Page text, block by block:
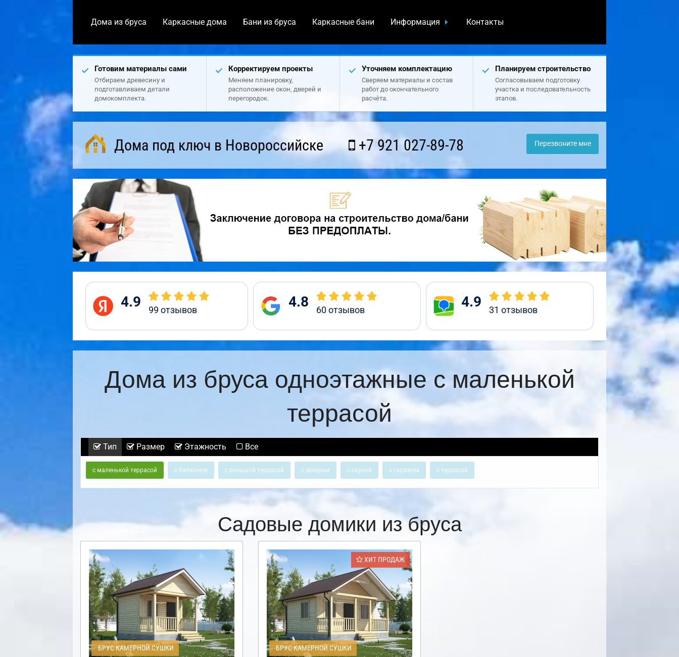
Дома из бруса Каркасные дома Бани из бруса Каркасные бани Информация Контакты
Готовим материалы сами
Отбираем древесину и
подготавливаем детали
домокомплекта.
Корректируем проекты
Меняем планировку,
расположение окон, дверей и
перегородок.
Уточняем комплектацию
Сверяем материалы и состав
работ до окончательного
расчёта.
Планируем строительство
Согласовываем подготовку
участка и последовательность
этапов.
Дома под ключ в Новороссийске +7 921 027-89-78 Перезвоните мне
4.9 99 отзывов 4.8 60отзывов 4.9 31 отзывов
Дома из бруса одноэтажные с маленькой
террасой
Тип Размер Этажность Все
с маленькой террасой с балконом с большой террасой с эркером с сауной с гаражом с террасой
Садовые домики из бруса
БРУС КАМЕРНОЙ СУШКИ
ХИТ ПРОДАЖ
БРУС КАМЕРНОЙ СУШКИ